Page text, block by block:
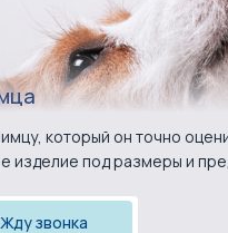
который он точно
изделие под размеры и